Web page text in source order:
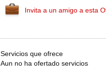
Invita a un amigo a esta
Servicios que ofrece
Aun no ha ofertado servicios